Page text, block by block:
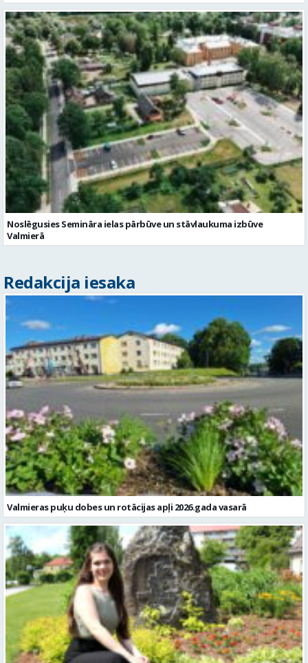
Noslēgusies Semināra ielas pārbūve un stāvlaukuma izbūve
Valmierā
Redakcija iesaka
Valmieras puķu dobes un rotācijas apļi 2026.gada vasarā